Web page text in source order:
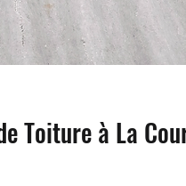
Toiture à La